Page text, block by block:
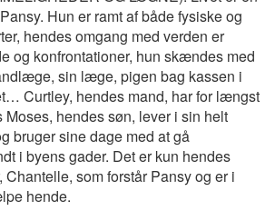
Hun er ramt af både fysiske og
hendes omgang med verden er
og konfrontationer, hun skændes med
sin læge, pigen bag kassen i
Curtley, hendes mand, har for længst
Moses, hendes søn, lever i sin helt
bruger sine dage med at gå
i byens gader. Det er kun hendes
som forstår Pansy og er i
hende.